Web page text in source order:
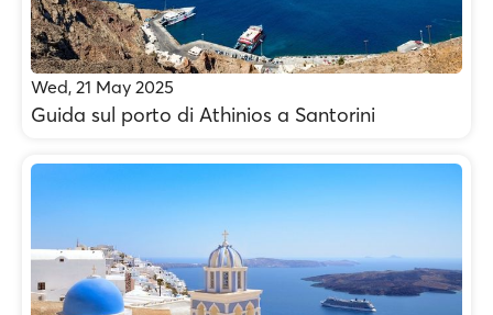
Wed, 21 May 2025
Guida sul porto di Athinios a Santorini